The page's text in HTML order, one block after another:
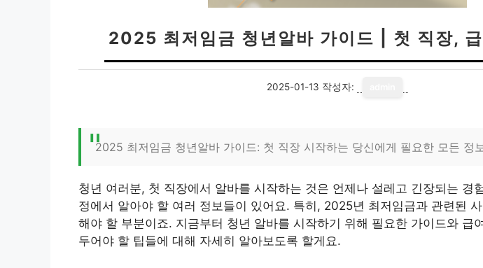
2025 최저임금 청년알바 가이드 | 첫 직장,
2025-01-13 작성자:
2025 최저임금 청년알바 가이드: 첫 직장 시작하는 당신에게 필요한 모든 정
청년 여러분, 첫 직장에서 알바를 시작하는 것은 언제나 설레고 긴장되는 경
정에서 알아야 할 여러 정보들이 있어요. 특히, 2025년 최저임금과 관련된
해야 할 부분이죠. 지금부터 청년 알바를 시작하기 위해 필요한 가이드와 급
두어야 할 팁들에 대해 자세히 알아보도록 할게요.